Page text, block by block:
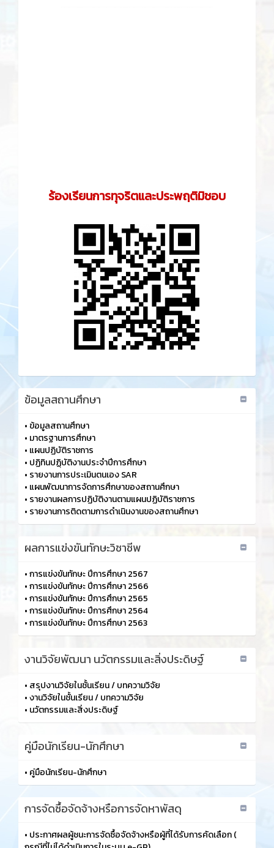
ร้องเรียนการทุจริตและประพฤติมิชอบ
ข้อมูลสถานศึกษา
• ข้อมูลสถานศึกษา
• มาตรฐานการศึกษา
• แผนปฏิบัติราชการ
• ปฏิทินปฏฺิบัติงานประจำปีการศึกษา
• รายงานการประเมินตนเอง SAR
• แผนพัฒนาการจัดการศึกษาของสถานศึกษา
• รายงานผลการปฏิบัติงานตามแผนปฏิบัติราชการ
• รายงานการติดตามการดำเนินงานของสถานศึกษา
ผลการแข่งขันทักษะวิชาชีพ
•การแข่งขันทักษะ ปีการศึกษา 2567
•การแข่งขันทักษะ ปีการศึกษา 2566
•การแข่งขันทักษะ ปีการศึกษา 2565
•การแข่งขันทักษะ ปีการศึกษา 2564
•การแข่งขันทักษะ ปีการศึกษา 2563
งานวิจัยพัฒนา นวัตกรรมและสิ่งประดิษฐ์
• สรุปงานวิจัยในชั้นเรียน / บทความวิจัย
•งานวิจัยในชั้นเรียน / บทความวิจัย
• นวัตกรรมและสิ่งประดิษฐ์
คู่มือนักเรียน-นักศึกษา
• คู่มือนักเรียน-นักศึกษา
การจัดซื้อจัดจ้างหรือการจัดหาพัสดุ
• ประกาศผลผู้ชนะการจัดซื้อจัดจ้างหรือผู้ที่ได้รับการคัดเลือก (